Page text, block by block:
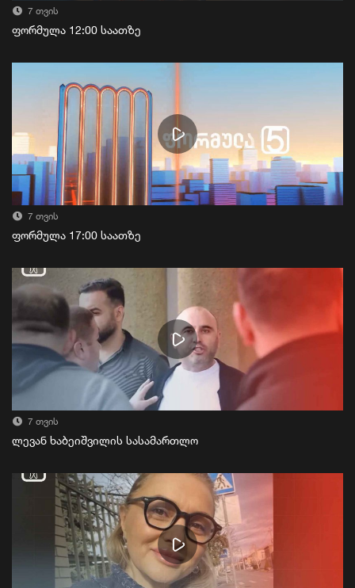
7 თვის
ფორმულა 12:00 საათზე
7 თვის
ფორმულა 17:00 საათზე
7 თვის
ლევან ხაბეიშვილის სასამართლო